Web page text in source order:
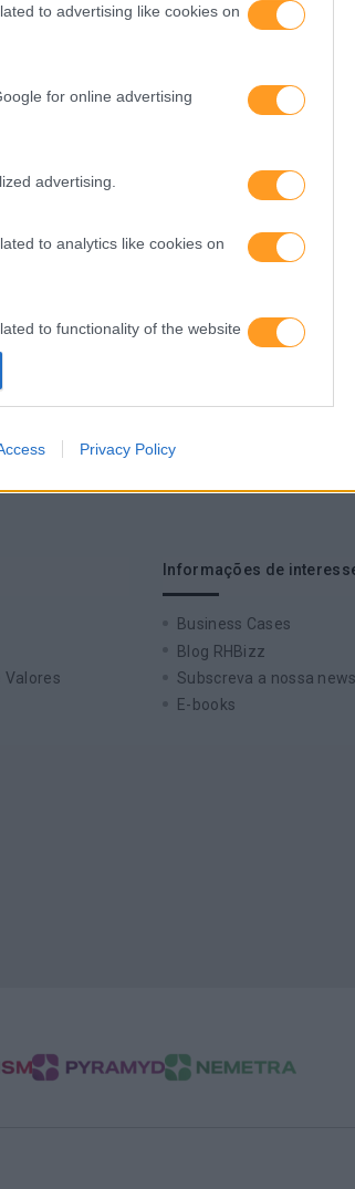
to advertising like cookies on
for online advertising
advertising.
to analytics like cookies on
to functionality of the website
and other user protection.
Privacy Policy
SKOLAE FORMAÇÃO...
Valores
Informações de
Business Cases
Blog RHBizz
Subscreva a nossa
E-books